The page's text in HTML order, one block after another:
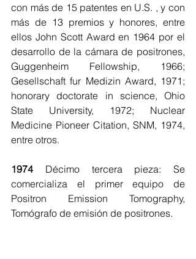
con más de 15 patentes en U.S. , y con
más de 13 premios y honores, entre
ellos John Scott Award en 1964 por el
desarrollo de la cámara de positrones,
Guggenheim Fellowship, 1966;
Gesellschaft fur Medizin Award, 1971;
honorary doctorate in science, Ohio
State University, 1972; Nuclear
Medicine Pioneer Citation, SNM, 1974,
entre otros.
1974 Décimo tercera pieza: Se
comercializa el primer equipo de
Positron Emission Tomography,
Tomógrafo de emisión de positrones.